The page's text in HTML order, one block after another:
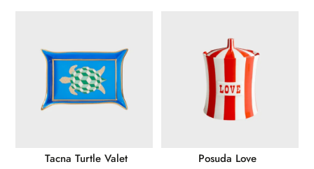
Tacna Turtle Valet Posuda Love